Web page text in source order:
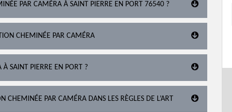
PAR CAMÉRA À SAINT PIERRE EN PORT 76540 ?
CHEMINÉE PAR CAMÉRA
À SAINT PIERRE EN PORT ?
CHEMINÉE PAR CAMÉRA DANS LES RÈGLES DE L’ART